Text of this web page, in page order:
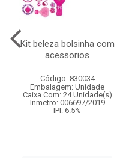
Kit beleza bolsinha com
acessorios
Código: 830034
Embalagem: Unidade
Caixa Com: 24 Unidade(s)
Inmetro: 006697/2019
IPI: 6.5%